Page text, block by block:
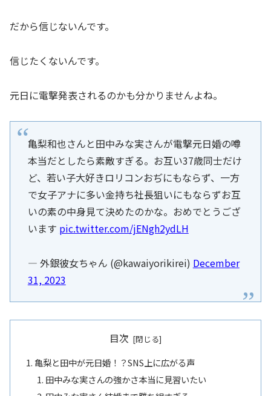
だから信じないんです。
信じたくないんです。
元日に電撃発表されるのかも分かりませんよね。
亀梨和也さんと田中みな実さんが電撃元日婚の噂
本当だとしたら素敵すぎる。お互い37歳同士だけ
ど、若い子大好きロリコンおぢにもならず、一方
で女子アナに多い金持ち社長狙いにもならずお互
いの素の中身見て決めたのかな。おめでとうござ
います pic.twitter.com/jENgh2ydLH
— 外銀彼女ちゃん (@kawaiyorikirei) December
31, 2023
目次
亀梨と田中が元日婚！？SNS上に広がる声
田中みな実さんの強かさ本当に見習いたい